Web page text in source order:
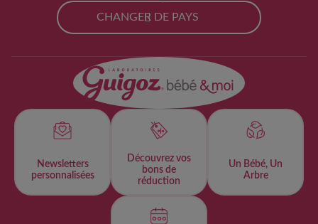
CHANGER DE PAYS
Newsletters
personnalisées​
Découvrez vos
bons de
réduction
Un Bébé, Un
Arbre